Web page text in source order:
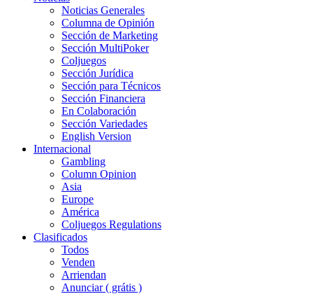
Noticias Generales
Columna de Opinión
Sección de Marketing
Sección MultiPoker
Coljuegos
Sección Jurídica
Sección para Técnicos
Sección Financiera
En Colaboración
Sección Variedades
English Version
Internacional
Gambling
Column Opinion
Asia
Europe
América
Coljuegos Regulations
Clasificados
Todos
Venden
Arriendan
Anunciar ( grátis )